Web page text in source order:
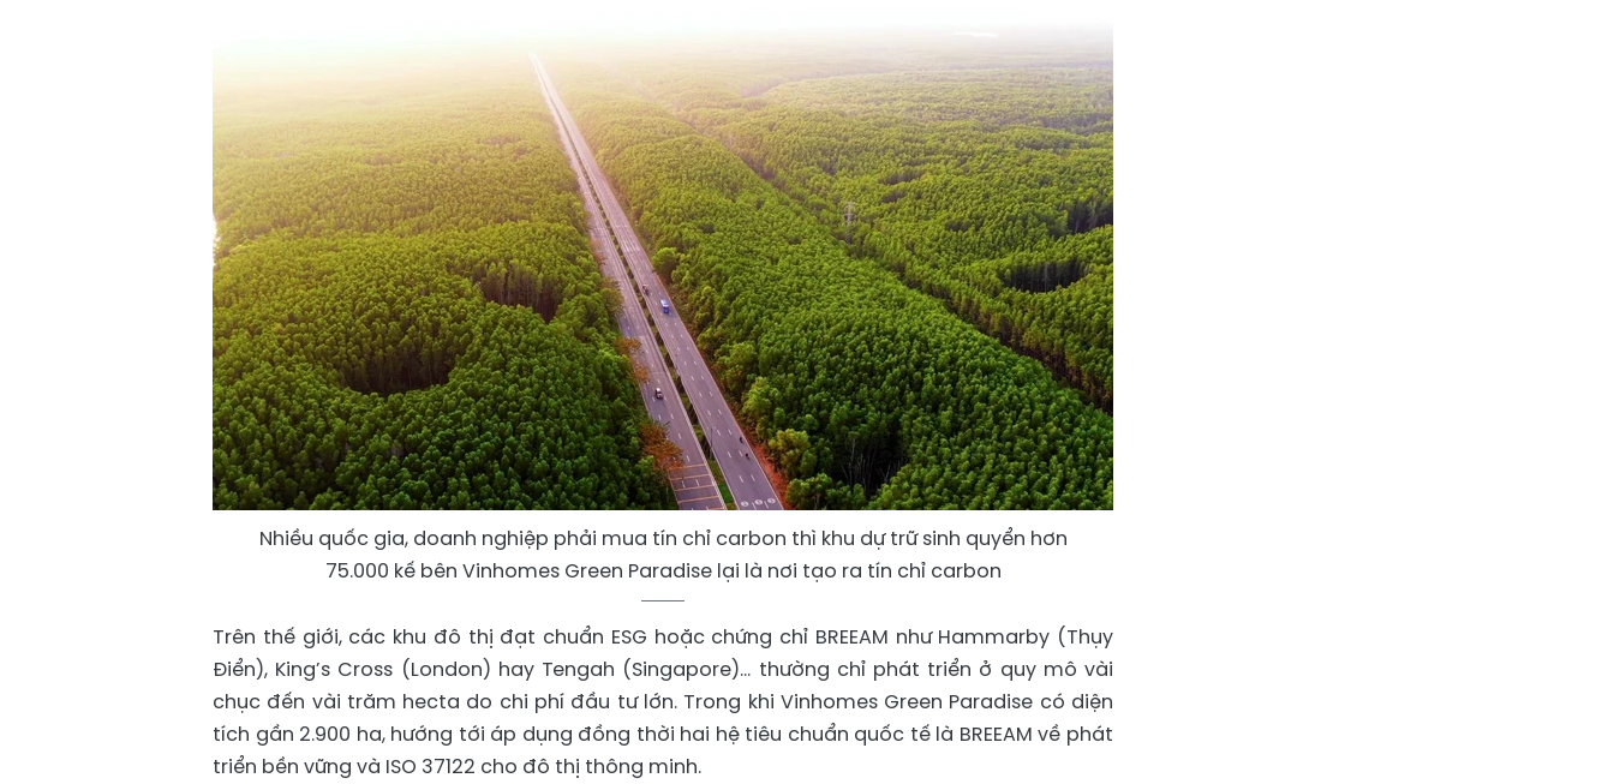
Nhiều quốc gia, doanh nghiệp phải mua tín chỉ carbon thì khu dự trữ sinh quyển hơn
75.000 kế bên Vinhomes Green Paradise lại là nơi tạo ra tín chỉ carbon
Trên thế giới, các khu đô thị đạt chuẩn ESG hoặc chứng chỉ BREEAM như Hammarby (Thụy
Điển), King’s Cross (London) hay Tengah (Singapore)… thường chỉ phát triển ở quy mô vài
chục đến vài trăm hecta do chi phí đầu tư lớn. Trong khi Vinhomes Green Paradise có diện
tích gần 2.900 ha, hướng tới áp dụng đồng thời hai hệ tiêu chuẩn quốc tế là BREEAM về phát
triển bền vững và ISO 37122 cho đô thị thông minh.